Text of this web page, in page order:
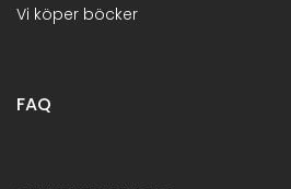
Vi köper böcker
FAQ